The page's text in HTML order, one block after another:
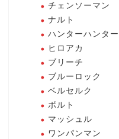
チェンソーマン
ナルト
ハンターハンター
ヒロアカ
ブリーチ
ブルーロック
ベルセルク
ボルト
マッシュル
ワンパンマン